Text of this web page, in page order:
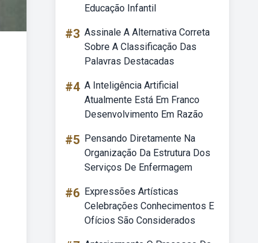
Educação Infantil
#3 Assinale A Alternativa Correta
Sobre A Classificação Das
Palavras Destacadas
#4 A Inteligência Artificial
Atualmente Está Em Franco
Desenvolvimento Em Razão
#5 Pensando Diretamente Na
Organização Da Estrutura Dos
Serviços De Enfermagem
#6 Expressões Artísticas
Celebrações Conhecimentos E
Ofícios São Considerados